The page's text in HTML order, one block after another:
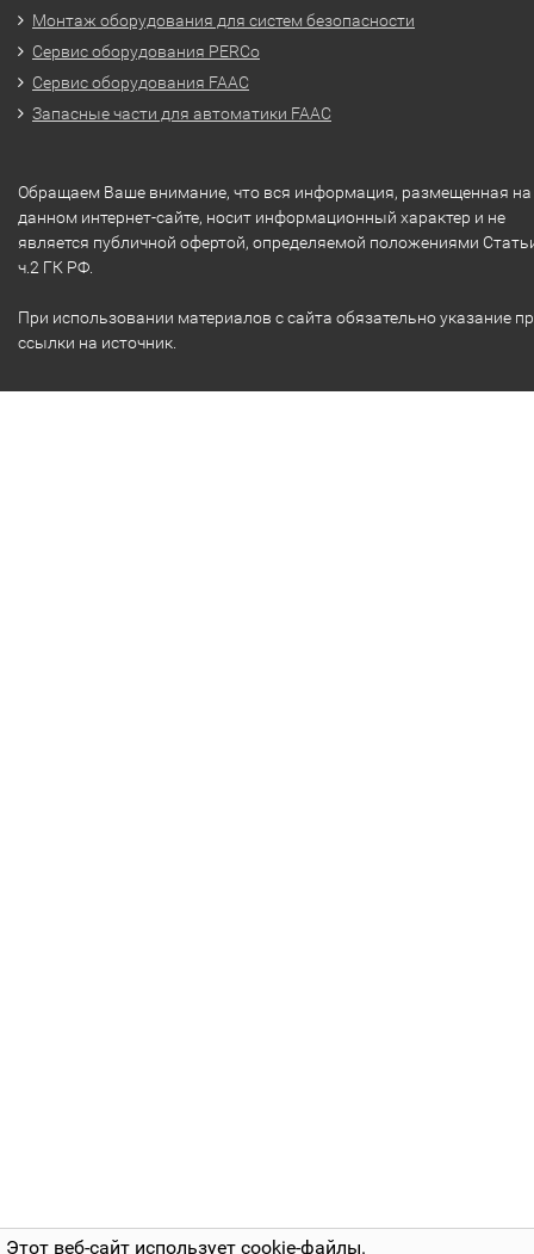
Этот веб-сайт использует cookie-файлы.
Монтаж оборудования для систем безопасности
Сервис оборудования PERCo
Сервис оборудования FAAC
Запасные части для автоматики FAAC
Обращаем Ваше внимание, что вся информация, размещенная на
данном интернет-сайте, носит информационный характер и не
является публичной офертой, определяемой положениями
ч.2 ГК РФ.
При использовании материалов с сайта обязательно указание
ссылки на источник.